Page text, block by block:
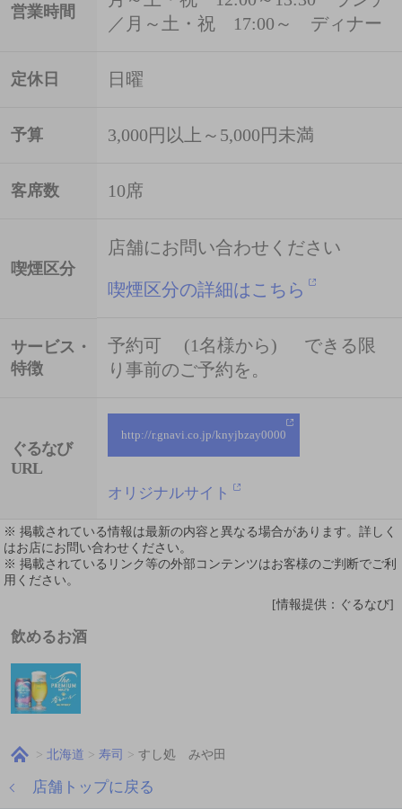
営業時間
／月～土・祝 17:00～ ディナー
定休日 日曜
予算 3,000円以上～5,000円未満
客席数 10席
喫煙区分
店舗にお問い合わせください
喫煙区分の詳細はこちら
サービス・
特徴
予約可 (1名様から) できる限
り事前のご予約を。
ぐるなび
URL
http://r.gnavi.co.jp/knyjbzay0000
オリジナルサイト
※ 掲載されている情報は最新の内容と異なる場合があります。詳しく
はお店にお問い合わせください。
※ 掲載されているリンク等の外部コンテンツはお客様のご判断でご利
用ください。
[情報提供：ぐるなび]
飲めるお酒
北海道 寿司 すし処 みや田
店舗トップに戻る